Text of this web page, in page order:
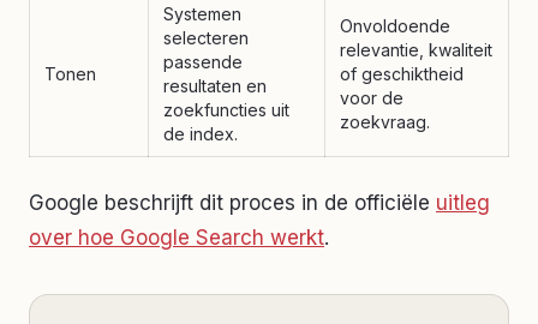
Tonen
Systemen
selecteren
passende
resultaten en
zoekfuncties uit
de index.
Onvoldoende
relevantie, kwaliteit
of geschiktheid
voor de
zoekvraag.
Google beschrijft dit proces in de officiële uitleg
over hoe Google Search werkt.